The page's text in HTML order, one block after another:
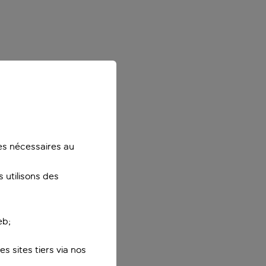
nécessaires au
utilisons des
sites tiers via nos